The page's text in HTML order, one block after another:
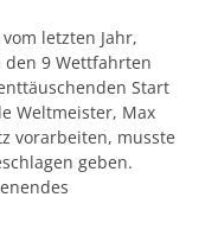
letzten Jahr,
den 9 Wettfahrten
Start
Weltmeister, Max
vorarbeiten, musste
geben.